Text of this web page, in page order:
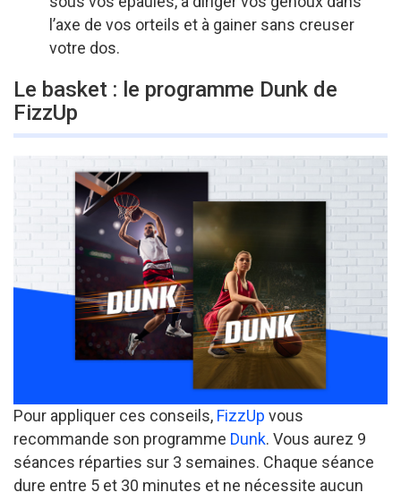
l’axe de vos orteils et à gainer sans creuser
votre dos.
Le basket : le programme Dunk de
FizzUp
Pour appliquer ces conseils, FizzUp vous
recommande son programme Dunk. Vous aurez 9
séances réparties sur 3 semaines. Chaque séance
dure entre 5 et 30 minutes et ne nécessite aucun